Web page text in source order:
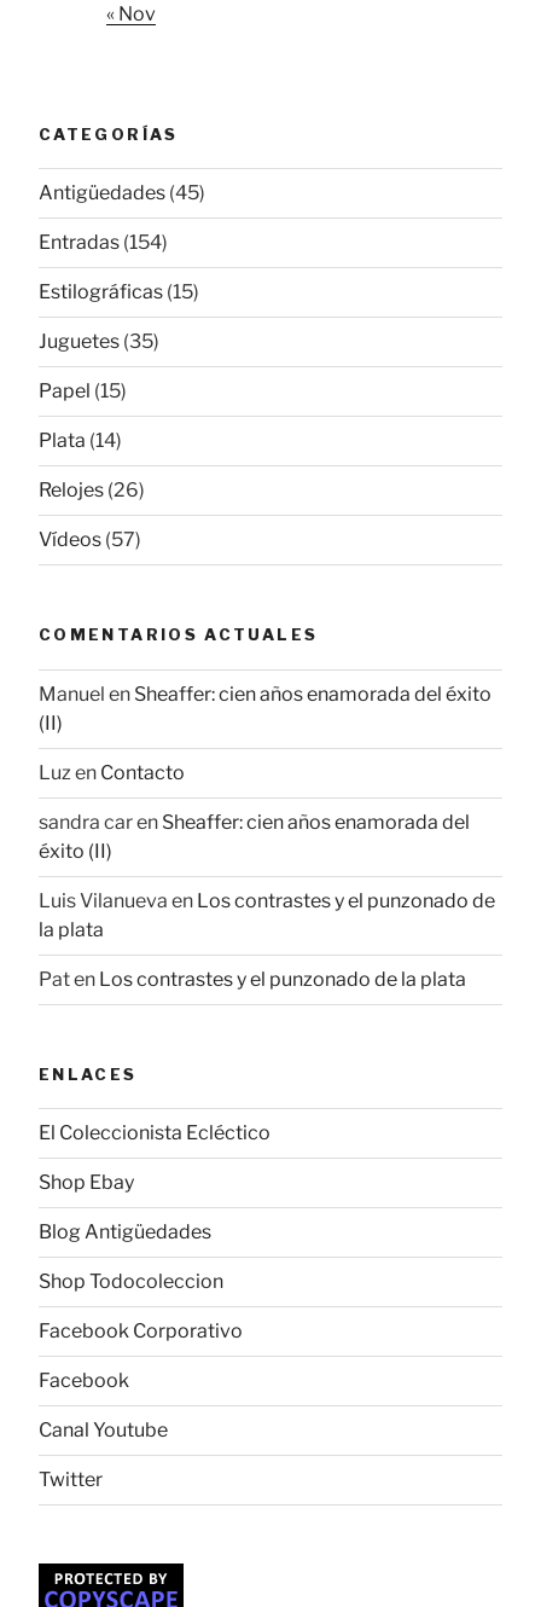
« Nov
CATEGORÍAS
Antigüedades (45)
Entradas (154)
Estilográficas (15)
Juguetes (35)
Papel (15)
Plata (14)
Relojes (26)
Vídeos (57)
COMENTARIOS ACTUALES
Manuel en Sheaffer: cien años enamorada del éxito
(II)
Luz en Contacto
sandra caren Sheaffer: cien años enamorada del
éxito (II)
Luis Vilanueva en Los contrastes y el punzonado de
la plata
Paten Los contrastes y el punzonado de la plata
ENLACES
El Coleccionista Ecléctico
Shop Ebay
Blog Antigüedades
Shop Todocoleccion
Facebook Corporativo
Facebook
Canal Youtube
Twitter